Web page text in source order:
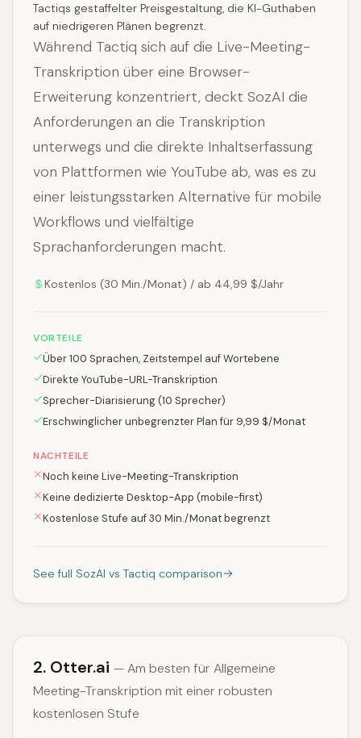
Tactiqs gestaffelter Preisgestaltung, die KI-Guthaben
auf niedrigeren Plänen begrenzt.
Während Tactiq sich auf die Live-Meeting-
Transkription über eine Browser-
Erweiterung konzentriert, deckt SozAI die
Anforderungen an die Transkription
unterwegs und die direkte Inhaltserfassung
von Plattformen wie YouTube ab, was es zu
einer leistungsstarken Alternative für mobile
Workflows und vielfältige
Sprachanforderungen macht.
Kostenlos (30 Min./Monat) / ab 44,99 $/Jahr
VORTEILE
Über 100 Sprachen, Zeitstempel auf Wortebene
Direkte YouTube-URL-Transkription
Sprecher-Diarisierung (10 Sprecher)
Erschwinglicher unbegrenzter Plan für 9,99 $/Monat
NACHTEILE
Noch keine Live-Meeting-Transkription
Keine dedizierte Desktop-App (mobile-first)
Kostenlose Stufe auf 30 Min./Monat begrenzt
See full SozAI vs Tactiq comparison
2. Otter.ai — Am besten für Allgemeine
Meeting-Transkription mit einer robusten
kostenlosen Stufe